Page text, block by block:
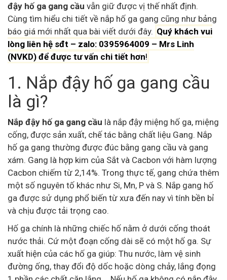
đậy hố ga gang cầu vẫn giữ được vị thế nhất định.
Cùng tìm hiểu chi tiết về nắp hố ga gang cũng như bảng
báo giá mới nhất qua bài viết dưới đây. Quý khách vui
lòng liên hệ sđt – zalo: 0395964009 – Mrs Linh
(NVKD) để được tư vấn chi tiết hơn!
1. Nắp đậy hố ga gang cầu
là gì?
Nắp đậy hố ga gang cầu là nắp đậy miệng hố ga, miệng
cống, được sản xuất, chế tác bằng chất liệu Gang. Nắp
hố ga gang thường được đúc bằng gang cầu và gang
xám. Gang là hợp kim của Sắt và Cacbon với hàm lượng
Cacbon chiếm từ 2,14%. Trong thực tế, gang chứa thêm
một số nguyên tố khác như Si, Mn, P và S. Nắp gang hố
ga được sử dụng phổ biến từ xưa đến nay vì tính bền bỉ
và chịu được tải trọng cao.
Hố ga chính là những chiếc hố nằm ở dưới cống thoát
nước thải. Cứ một đoạn cống dài sẽ có một hố ga. Sự
xuất hiện của các hố ga giúp: Thu nước, làm vệ sinh
đường ống, thay đổi độ dốc hoặc dòng chảy, lắng đọng